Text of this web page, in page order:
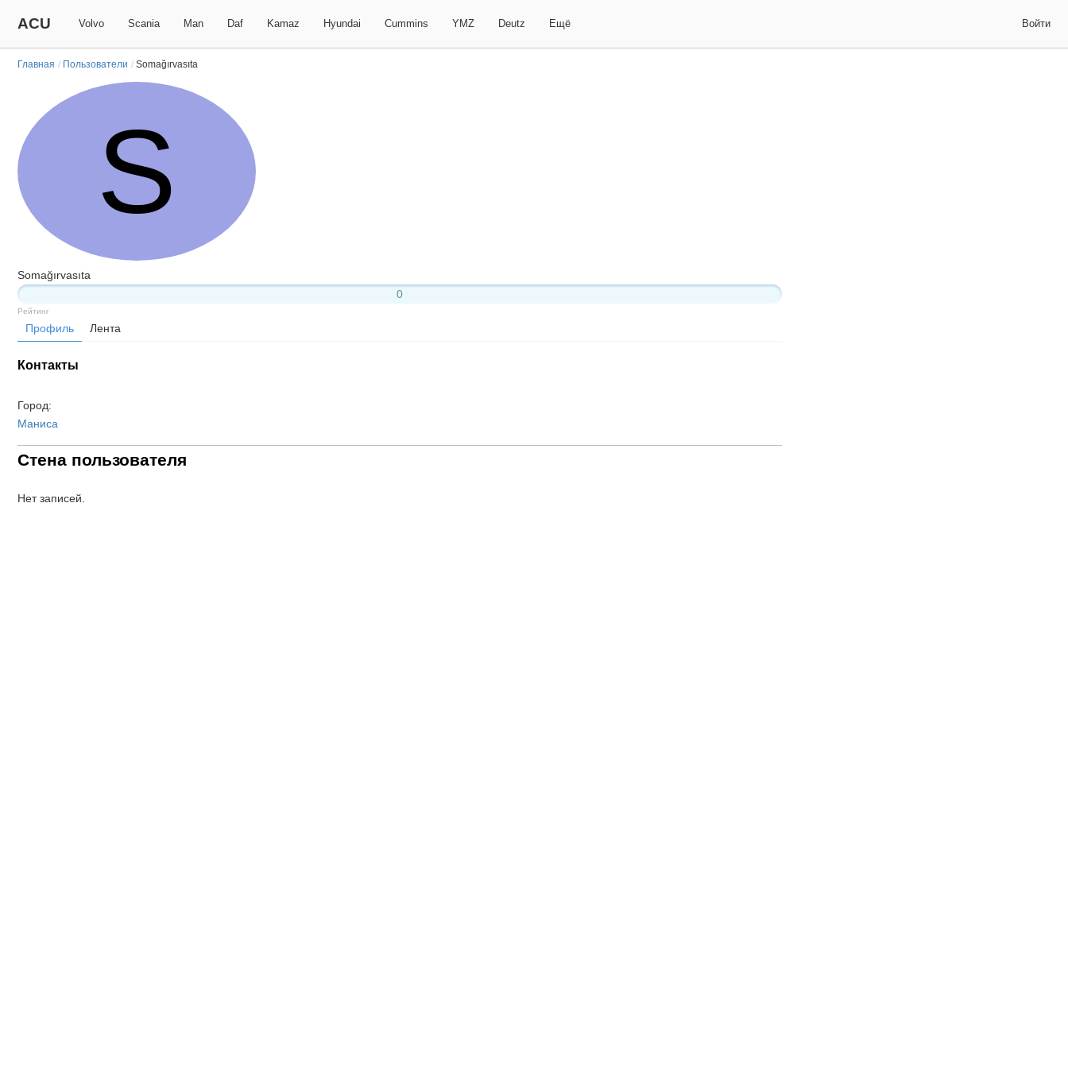
ACU Volvo Scania Man Daf Kamaz Hyundai Cummins YMZ Deutz Ещё Войти
Главная / Пользователи / Somağırvasıta
S
Somağırvasıta
0
Рейтинг
Профиль Лента
Контакты
Город:
Маниса
Стена пользователя
Нет записей.